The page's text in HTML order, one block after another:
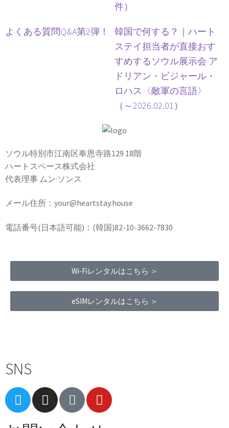
件）
よくある質問Q&A第2弾！
韓国で何する？｜ハート
ステイ担当者が直接おす
すめするソウル展示会 ア
ドリアン・ビジャール・
ロハス〈敵軍の言語〉
（～2026.02.01）
ソウル特別市江南区奉恩寺路129 18階
ハートスペース株式会社
代表理事 ムン·ソンス
メール住所：your@heartstay.house
電話番号(日本語可能)：(韓国)82-10-3662-7830
Wi-Fiレンタルはこちら ＞
eSIMレンタルはこちら ＞
SNS